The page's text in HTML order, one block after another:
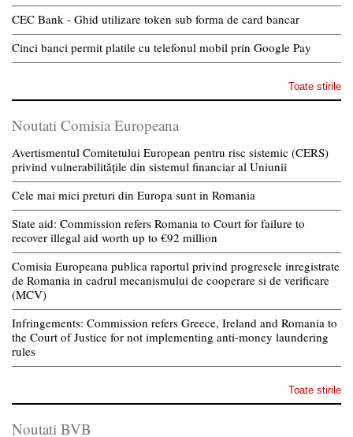
CEC Bank - Ghid utilizare token sub forma de card bancar
Cinci banci permit platile cu telefonul mobil prin Google Pay
Toate stirile
Noutati Comisia Europeana
Avertismentul Comitetului European pentru risc sistemic (CERS)
privind vulnerabilitățile din sistemul financiar al Uniunii
Cele mai mici preturi din Europa sunt in Romania
State aid: Commission refers Romania to Court for failure to
recover illegal aid worth up to €92 million
Comisia Europeana publica raportul privind progresele inregistrate
de Romania in cadrul mecanismului de cooperare si de verificare
(MCV)
Infringements: Commission refers Greece, Ireland and Romania to
the Court of Justice for not implementing anti-money laundering
rules
Toate stirile
Noutati BVB